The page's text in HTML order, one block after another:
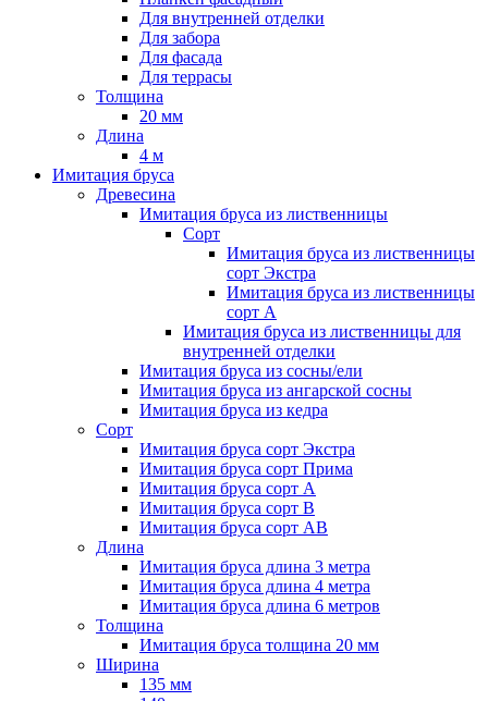
Для внутренней отделки
Для забора
Для фасада
Для террасы
Толщина
20 мм
Длина
4 м
Имитация бруса
Древесина
Имитация бруса из лиственницы
Сорт
Имитация бруса из лиственницы
сорт Экстра
Имитация бруса из лиственницы
сорт A
Имитация бруса из лиственницы для
внутренней отделки
Имитация бруса из сосны/ели
Имитация бруса из ангарской сосны
Имитация бруса из кедра
Сорт
Имитация бруса сорт Экстра
Имитация бруса сорт Прима
Имитация бруса сорт A
Имитация бруса сорт B
Имитация бруса сорт АВ
Длина
Имитация бруса длина 3 метра
Имитация бруса длина 4 метра
Имитация бруса длина 6 метров
Толщина
Имитация бруса толщина 20 мм
Ширина
135 мм